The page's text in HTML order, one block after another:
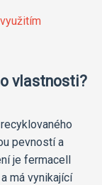
vlastnosti?
pevností a
je fermacell
má vynikající